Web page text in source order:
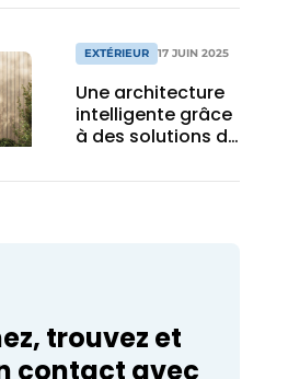
Gand sur le
Courtrai
EXTÉRIEUR 17 JUIN 2025
Une architecture
intelligente grâce
à des solutions de
innovantes
trouvez et
contact avec